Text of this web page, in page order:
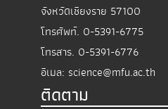
จังหวัดเชียงราย 57100
โทรศัพท์. 0-5391-6775
โทรสาร. 0-5391-6776
อีเมล: science@mfu.ac.th
ติดตาม